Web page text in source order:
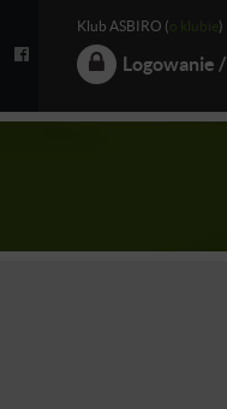
Klub ASBIRO ( o klubie)
Logowanie